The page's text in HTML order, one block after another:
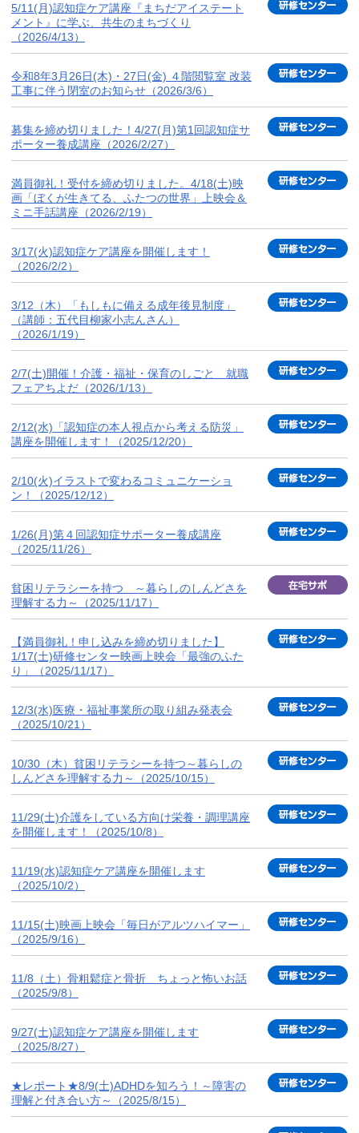
5/11(月)認知症ケア講座『まちだアイステート
メント』に学ぶ、共生のまちづくり
（2026/4/13）
令和8年3月26日(木)・27日(金) ４階閲覧室 改装
工事に伴う閉室のお知らせ（2026/3/6）
募集を締め切りました！4/27(月)第1回認知症サ
ポーター養成講座（2026/2/27）
満員御礼！受付を締め切りました。4/18(土)映
画「ぼくが生きてる、ふたつの世界」上映会＆
ミニ手話講座（2026/2/19）
3/17(火)認知症ケア講座を開催します！
（2026/2/2）
3/12（木）「もしもに備える成年後見制度」
（講師：五代目柳家小志んさん）
（2026/1/19）
2/7(土)開催！介護・福祉・保育のしごと 就職
フェアちよだ（2026/1/13）
2/12(水)「認知症の本人視点から考える防災」
講座を開催します！（2025/12/20）
2/10(火)イラストで変わるコミュニケーショ
ン！（2025/12/12）
1/26(月)第４回認知症サポーター養成講座
（2025/11/26）
貧困リテラシーを持つ ～暮らしのしんどさを
理解する力～（2025/11/17）
【満員御礼！申し込みを締め切りました】
1/17(土)研修センター映画上映会「最強のふた
り」（2025/11/17）
12/3(水)医療・福祉事業所の取り組み発表会
（2025/10/21）
10/30（木）貧困リテラシーを持つ～暮らしの
しんどさを理解する力～（2025/10/15）
11/29(土)介護をしている方向け栄養・調理講座
を開催します！（2025/10/8）
11/19(水)認知症ケア講座を開催します
（2025/10/2）
11/15(土)映画上映会「毎日がアルツハイマー」
（2025/9/16）
11/8（土）骨粗鬆症と骨折 ちょっと怖いお話
（2025/9/8）
9/27(土)認知症ケア講座を開催します
（2025/8/27）
★レポート★8/9(土)ADHDを知ろう！～障害の
理解と付き合い方～（2025/8/15）